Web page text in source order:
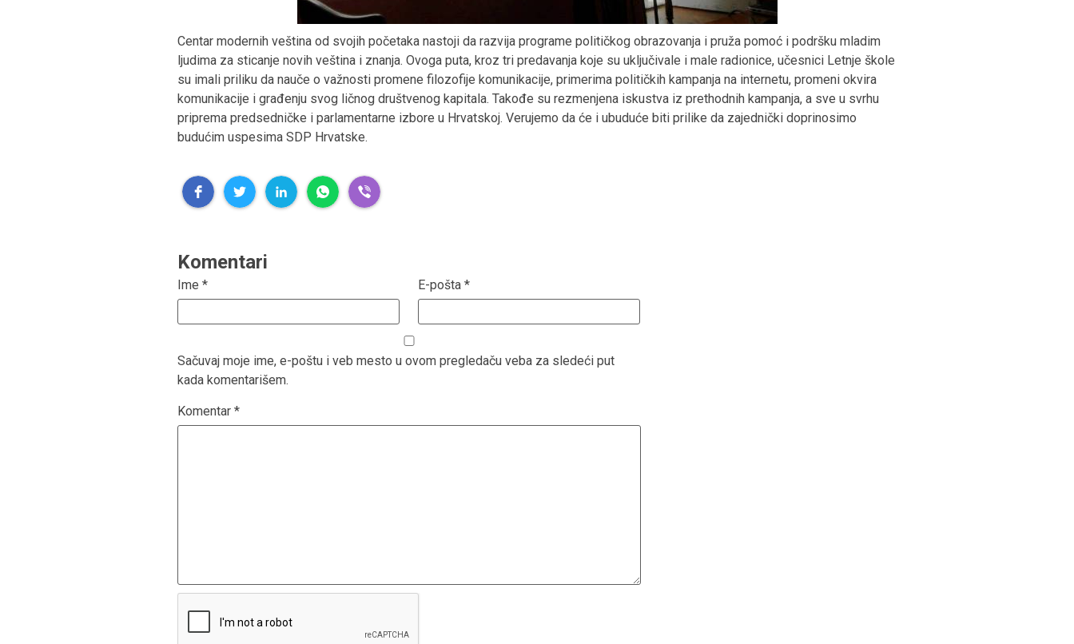
Centar modernih veština od svojih početaka nastoji da razvija programe političkog obrazovanja i pruža pomoć i podršku mladim
ljudima za sticanje novih veština i znanja. Ovoga puta, kroz tri predavanja koje su uključivale i male radionice, učesnici Letnje škole
su imali priliku da nauče o važnosti promene filozofije komunikacije, primerima političkih kampanja na internetu, promeni okvira
komunikacije i građenju svog ličnog društvenog kapitala. Takođe su rezmenjena iskustva iz prethodnih kampanja, a sve u svrhu
priprema predsedničke i parlamentarne izbore u Hrvatskoj. Verujemo da će i ubuduće biti prilike da zajednički doprinosimo
budućim uspesima SDP Hrvatske.
Komentari
Ime * E-pošta*
Sačuvaj moje ime, e-poštu i veb mesto u ovom pregledaču veba za sledeći put
kada komentarišem.
Komentar *